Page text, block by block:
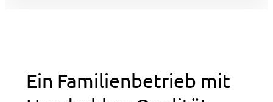
Ein Familienbetrieb mit